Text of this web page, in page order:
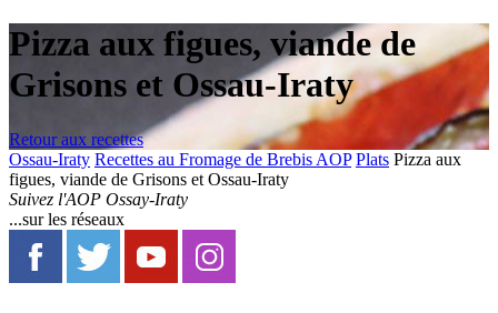
Pizza aux figues, viande de
Grisons et Ossau-Iraty
Retour aux recettes
Ossau-Iraty Recettes au Fromage de Brebis AOP Plats Pizza aux
figues, viande de Grisons et Ossau-Iraty
Suivez l'AOP Ossay-Iraty
...sur les réseaux